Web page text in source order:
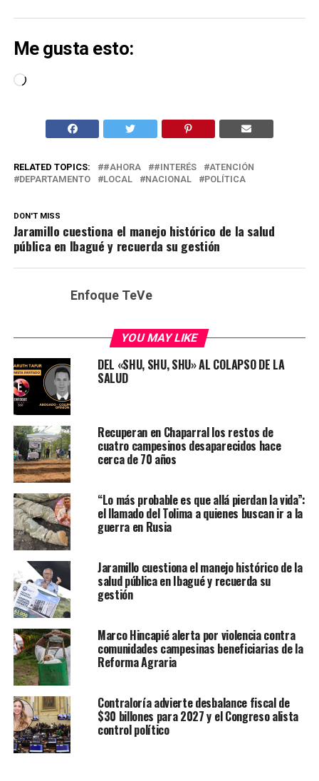
Me gusta esto:
Cargando...
RELATED TOPICS: #AHORA #INTERÉS
ATENCIÓN
DEPARTAMENTO
LOCAL NACIONAL POLÍTICA
DON'T MISS
Jaramillo cuestiona el manejo histórico de la salud
pública en Ibagué y recuerda su gestión
Enfoque TeVe
YOU MAY LIKE
DEL «SHU, SHU, SHU» AL COLAPSO DE LA
SALUD
Recuperan en Chaparral los restos de
cuatro campesinos desaparecidos hace
cerca de 70 años
“Lo más probable es que allá pierdan la vida”:
el llamado del Tolima a quienes buscan ir a la
guerra en Rusia
Jaramillo cuestiona el manejo histórico de la
salud pública en Ibagué y recuerda su
gestión
Marco Hincapié alerta por violencia contra
comunidades campesinas beneficiarias de la
Reforma Agraria
Contraloría advierte desbalance fiscal de
$30 billones para 2027 y el Congreso alista
control político